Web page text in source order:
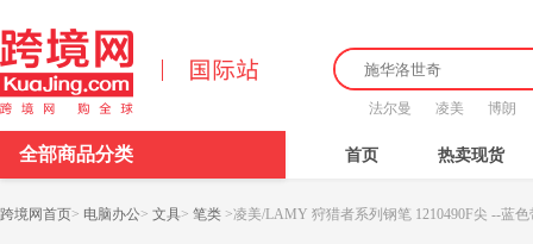
法尔曼 凌美 博朗
全部商品分类 首页 热卖现货
跨境网首页> 电脑办公> 文具> 笔类 >凌美/LAMY 狩猎者系列钢笔 1210490F尖 --蓝